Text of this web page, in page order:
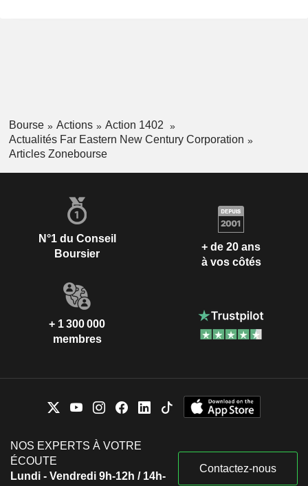
Bourse Actions
Action 1402
Actualités Far Eastern New Century Corporation
Articles Zonebourse
N°1 du Conseil
Boursier
+ de 20 ans
à vos côtés
+ 1 300 000
membres
NOS EXPERTS À VOTRE
ÉCOUTE
Lundi - Vendredi 9h-12h / 14h-
Contactez-nous